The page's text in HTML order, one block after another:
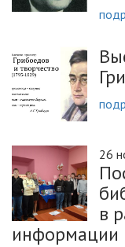
26
в
информации